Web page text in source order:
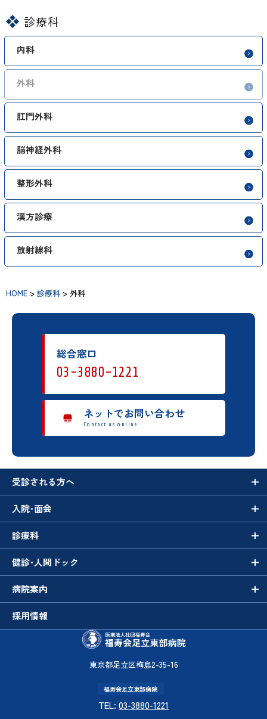
診療科
内科
外科
肛門外科
脳神経外科
整形外科
漢方診療
放射線科
HOME > 診療科 > 外科
総合窓口
03-3880-1221
ネットでお問い合わせ
Contact us online
東京都足立区梅島2-35-16
福寿会足立東部病院
TEL: 03-3880-1221
受診される方へ
入院･面会
診療科
健診･人間ドック
病院案内
採用情報